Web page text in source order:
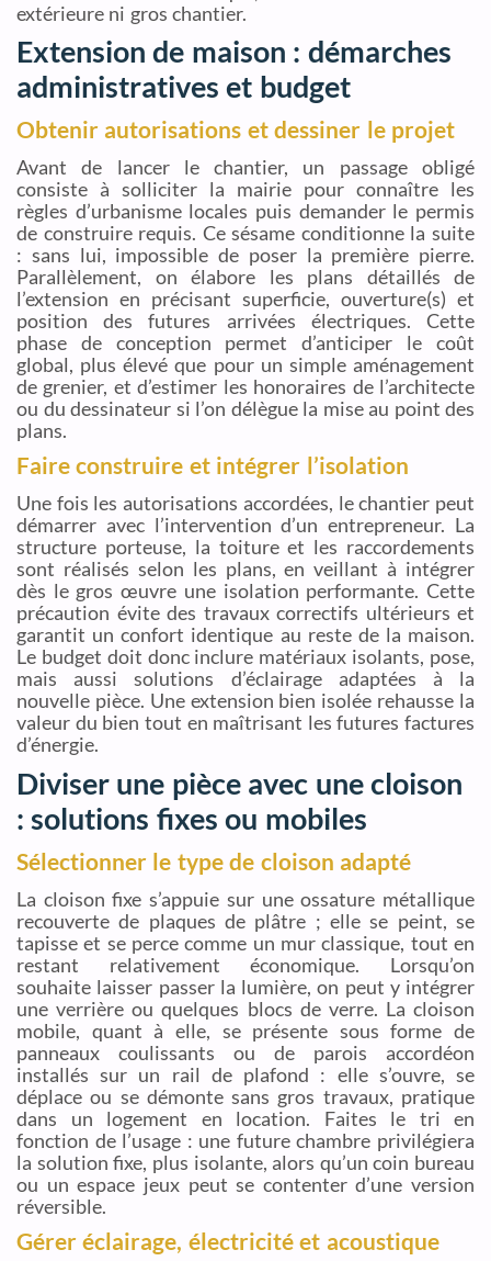
extérieure ni gros chantier.
Extension de maison : démarches
administratives et budget
Obtenir autorisations et dessiner le projet
Avant de lancer le chantier, un passage obligé
consiste à solliciter la mairie pour connaître les
règles d’urbanisme locales puis demander le permis
de construire requis. Ce sésame conditionne la suite
: sans lui, impossible de poser la première pierre.
Parallèlement, on élabore les plans détaillés de
l’extension en précisant superficie, ouverture(s) et
position des futures arrivées électriques. Cette
phase de conception permet d’anticiper le coût
global, plus élevé que pour un simple aménagement
de grenier, et d’estimer les honoraires de l’architecte
ou du dessinateur si l’on délègue la mise au point des
plans.
Faire construire et intégrer l’isolation
Une fois les autorisations accordées, le chantier peut
démarrer avec l’intervention d’un entrepreneur. La
structure porteuse, la toiture et les raccordements
sont réalisés selon les plans, en veillant à intégrer
dès le gros œuvre une isolation performante. Cette
précaution évite des travaux correctifs ultérieurs et
garantit un confort identique au reste de la maison.
Le budget doit donc inclure matériaux isolants, pose,
mais aussi solutions d’éclairage adaptées à la
nouvelle pièce. Une extension bien isolée rehausse la
valeur du bien tout en maîtrisant les futures factures
d’énergie.
Diviser une pièce avec une cloison
: solutions fixes ou mobiles
Sélectionner le type de cloison adapté
La cloison fixe s’appuie sur une ossature métallique
recouverte de plaques de plâtre ; elle se peint, se
tapisse et se perce comme un mur classique, tout en
restant relativement économique. Lorsqu’on
souhaite laisser passer la lumière, on peut y intégrer
une verrière ou quelques blocs de verre. La cloison
mobile, quant à elle, se présente sous forme de
panneaux coulissants ou de parois accordéon
installés sur un rail de plafond : elle s’ouvre, se
déplace ou se démonte sans gros travaux, pratique
dans un logement en location. Faites le tri en
fonction de l’usage : une future chambre privilégiera
la solution fixe, plus isolante, alors qu’un coin bureau
ou un espace jeux peut se contenter d’une version
réversible.
Gérer éclairage, électricité et acoustique